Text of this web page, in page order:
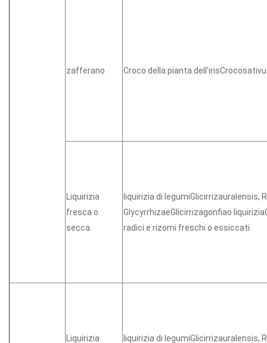
zafferano Croco della pianta
Liquirizia
fresca o
secca
liquirizia di legumiGlicirrizauralensis,
GlycyrrhizaeGlicirrizagonfiao
radici e rizomi freschi o essiccati
Liquirizia
liquirizia di legumiGlicirrizauralensis,